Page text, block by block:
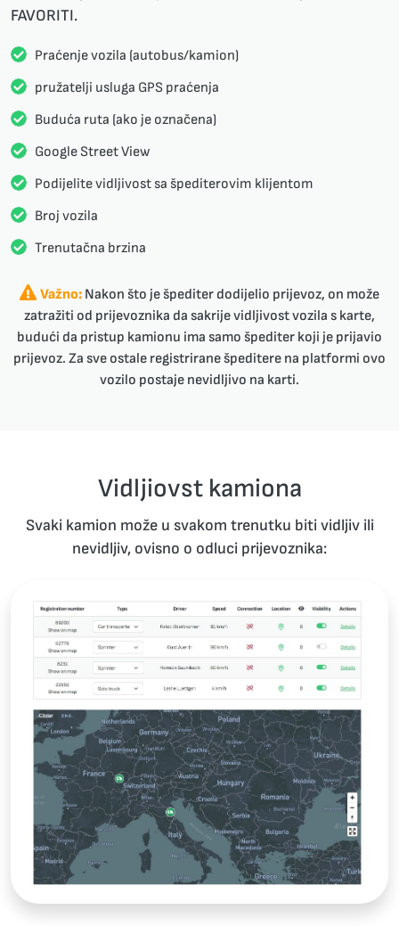
FAVORITI.
Praćenje vozila (autobus/kamion)
pružatelji usluga GPS praćenja
Buduća ruta (ako je označena)
Google Street View
Podijelite vidljivost sa špediterovim klijentom
Broj vozila
Trenutačna brzina
Važno: Nakon što je špediter dodijelio prijevoz, on može
zatražiti od prijevoznika da sakrije vidljivost vozila s karte,
budući da pristup kamionu ima samo špediter koji je prijavio
prijevoz. Za sve ostale registrirane špeditere na platformi ovo
vozilo postaje nevidljivo na karti.
Vidljiovst kamiona
Svaki kamion može u svakom trenutku biti vidljiv ili
nevidljiv, ovisno o odluci prijevoznika: